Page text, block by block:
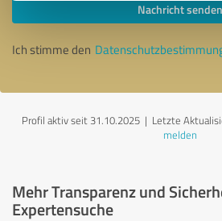
Nachricht senden
Ich stimme den
Profil aktiv seit 31.10.2025 | Letzte
melden
Mehr Transparenz und
Expertensuche